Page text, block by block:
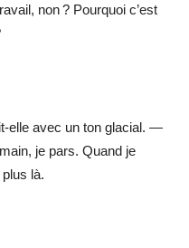
non ? Pourquoi c’est
elle avec un ton glacial. —
je pars. Quand je
là.